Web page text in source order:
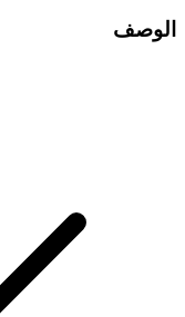
الوصف